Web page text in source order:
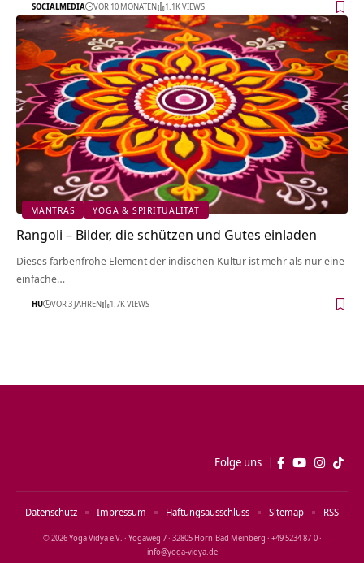
SOCIALMEDIA VOR 10 MONATEN 1.1K VIEWS
MANTRAS YOGA & SPIRITUALITÄT
Rangoli – Bilder, die schützen und Gutes einladen
Dieses farbenfrohe Element der indischen Kultur ist mehr als nur eine
einfache…
HU VOR 3 JAHREN 1.7K VIEWS
Folge uns
© 2026 Yoga Vidya e.V. · Yogaweg 7 · 32805 Horn‑Bad Meinberg · +49 5234 87‑0 ·
info@yoga‑vidya.de
Datenschutz Impressum Haftungsausschluss Sitemap RSS